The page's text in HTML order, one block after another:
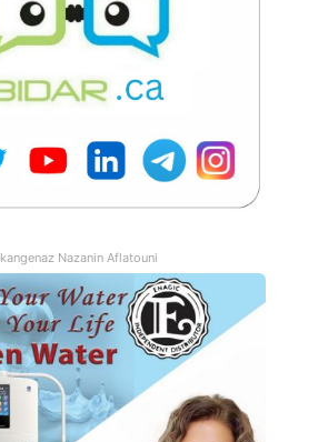
kangenaz Nazanin Aflatouni